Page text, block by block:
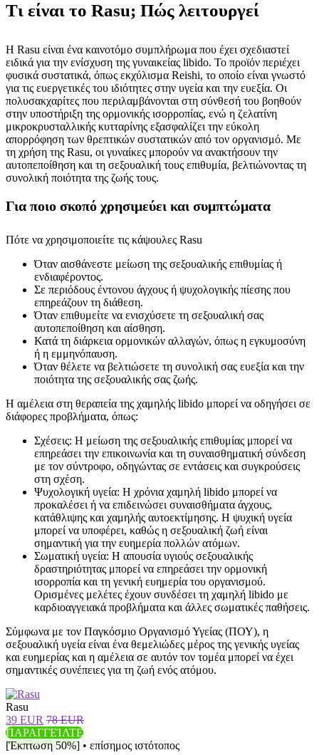
Τι είναι το Rasu; Πώς λειτουργεί
Η Rasu είναι ένα καινοτόμο συμπλήρωμα που έχει σχεδιαστεί
ειδικά για την ενίσχυση της γυναικείας libido. Το προϊόν περιέχει
φυσικά συστατικά, όπως εκχύλισμα Reishi, το οποίο είναι γνωστό
για τις ευεργετικές του ιδιότητες στην υγεία και την ευεξία. Οι
πολυσακχαρίτες που περιλαμβάνονται στη σύνθεσή του βοηθούν
στην υποστήριξη της ορμονικής ισορροπίας, ενώ η ζελατίνη
μικροκρυσταλλικής κυτταρίνης εξασφαλίζει την εύκολη
απορρόφηση των θρεπτικών συστατικών από τον οργανισμό. Με
τη χρήση της Rasu, οι γυναίκες μπορούν να ανακτήσουν την
αυτοπεποίθηση και τη σεξουαλική τους επιθυμία, βελτιώνοντας τη
συνολική ποιότητα της ζωής τους.
Για ποιο σκοπό χρησιμεύει και συμπτώματα
Πότε να χρησιμοποιείτε τις κάψουλες Rasu
Όταν αισθάνεστε μείωση της σεξουαλικής επιθυμίας ή
ενδιαφέροντος.
Σε περιόδους έντονου άγχους ή ψυχολογικής πίεσης που
επηρεάζουν τη διάθεση.
Όταν επιθυμείτε να ενισχύσετε τη σεξουαλική σας
αυτοπεποίθηση και αίσθηση.
Κατά τη διάρκεια ορμονικών αλλαγών, όπως η εγκυμοσύνη
ή η εμμηνόπαυση.
Όταν θέλετε να βελτιώσετε τη συνολική σας ευεξία και την
ποιότητα της σεξουαλικής σας ζωής.
Η αμέλεια στη θεραπεία της χαμηλής libido μπορεί να οδηγήσει σε
διάφορες προβλήματα, όπως:
Σχέσεις: Η μείωση της σεξουαλικής επιθυμίας μπορεί να
επηρεάσει την επικοινωνία και τη συναισθηματική σύνδεση
με τον σύντροφο, οδηγώντας σε εντάσεις και συγκρούσεις
στη σχέση.
Ψυχολογική υγεία: Η χρόνια χαμηλή libido μπορεί να
προκαλέσει ή να επιδεινώσει συναισθήματα άγχους,
κατάθλιψης και χαμηλής αυτοεκτίμησης. Η ψυχική υγεία
μπορεί να υποφέρει, καθώς η σεξουαλική ζωή είναι
σημαντική για την ευημερία πολλών ατόμων.
Σωματική υγεία: Η απουσία υγιούς σεξουαλικής
δραστηριότητας μπορεί να επηρεάσει την ορμονική
ισορροπία και τη γενική ευημερία του οργανισμού.
Ορισμένες μελέτες έχουν συνδέσει τη χαμηλή libido με
καρδιοαγγειακά προβλήματα και άλλες σωματικές παθήσεις.
Σύμφωνα με τον Παγκόσμιο Οργανισμό Υγείας (ΠΟΥ), η
σεξουαλική υγεία είναι ένα θεμελιώδες μέρος της γενικής υγείας
και ευημερίας και η αμέλεια σε αυτόν τον τομέα μπορεί να έχει
σημαντικές συνέπειες για τη ζωή ενός ατόμου.
Rasu
39 EUR 78 EUR
ΠΑΡΑΓΓΕΊΛΤΕ
[Έκπτωση 50%] • επίσημος ιστότοπος